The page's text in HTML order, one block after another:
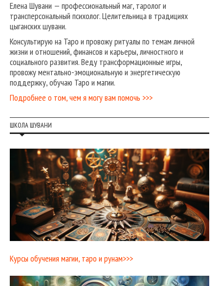
Елена Шувани — профессиональный маг, таролог и
трансперсональный психолог. Целительница в традициях
цыганских шувани.
Консультирую на Таро и провожу ритуалы по темам личной
жизни и отношений, финансов и карьеры, личностного и
социального развития. Веду трансформационные игры,
провожу ментально-эмоциональную и энергетическую
поддержку, обучаю Таро и магии.
Подробнее о том, чем я могу вам помочь >>>
ШКОЛА ШУВАНИ
Курсы обучения магии, таро и рунам>>>